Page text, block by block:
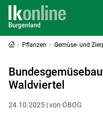
Pflanzen Gemüse- und
Waldviertel
24.10.2025 | von ÖBOG